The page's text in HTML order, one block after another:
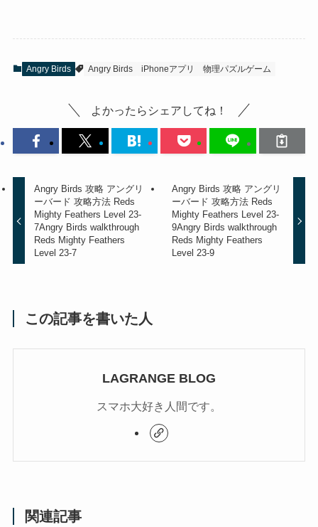
Angry Birds Angry Birds iPhoneアプリ 物理パズルゲーム
よかったらシェアしてね！
Angry Birds 攻略 アングリ
ーバード 攻略方法 Reds
Mighty Feathers Level 23-
7Angry Birds walkthrough
Reds Mighty Feathers
Level 23-7
Angry Birds 攻略 アングリ
ーバード 攻略方法 Reds
Mighty Feathers Level 23-
9Angry Birds walkthrough
Reds Mighty Feathers
Level 23-9
この記事を書いた人
LAGRANGE BLOG
スマホ大好き人間です。
関連記事